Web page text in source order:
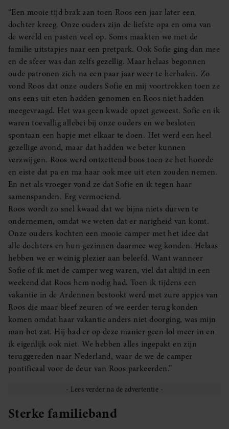
“Een mooie tijd brak aan toen Roos een jaar later een
dochter kreeg. Onze ouders zijn de liefste opa en oma van
de wereld en pasten veel op. Soms maakten we met de
familie uitstapjes naar een pretpark. Ook Sofie ging dan mee
en de sfeer was dan zelfs gezellig. Maar helaas begonnen
oude patronen zich na een paar jaar weer te herhalen. Zo
vond Roos dat onze ouders Sofie en mij voortrokken toen ze
ons eens uit eten hadden genomen en Roos niet hadden
meegevraagd. Het was geen kwade opzet geweest. Sofie en ik
waren toevallig allebei bij onze ouders en we besloten
spontaan een hapje met elkaar te doen. Het werd een heel
gezellige avond, maar dat hadden we beter kunnen
verzwijgen. Roos werd ontzettend boos toen ze het hoorde
en eiste dat pa en ma haar ook mee uit eten zouden nemen.
En net als vroeger vond ze dat Sofie en ik tegen haar
samenspanden. Erg vermoeiend.
Roos wordt zo snel kwaad dat we bijna niets durven te
ondernemen, omdat we weten dat er narigheid van komt.
Onze ouders kochten een mooie camper met het idee dat
alle dochters en hun gezinnen daarmee weg konden. Helaas
hebben we er weinig plezier aan beleefd. Want wanneer
Sofie of ik met de camper weg waren, viel dat altijd in een
weekend dat Roos hem nodig had. Toen ik tijdens een
vakantie in de Ardennen bestookt werd met zure appjes van
Roos die maar bleef zeuren of we eerder terug konden
komen omdat haar vakantie anders niet doorging, was mijn
man het zat. Hij had er op deze manier geen lol meer in en
ik eigenlijk ook niet. We hebben alles ingepakt en zijn
teruggereden naar Nederland, waar de we de camper
pontificaal voor de deur van Roos parkeerden.”
Sterke familieband